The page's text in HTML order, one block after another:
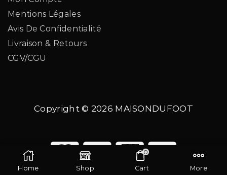
Mentions Légales
Avis De Confidentialité
Livraison & Retours
CGV/CGU
Copyright © 2026 MAISONDUFOOT
Home Shop
0
Cart More